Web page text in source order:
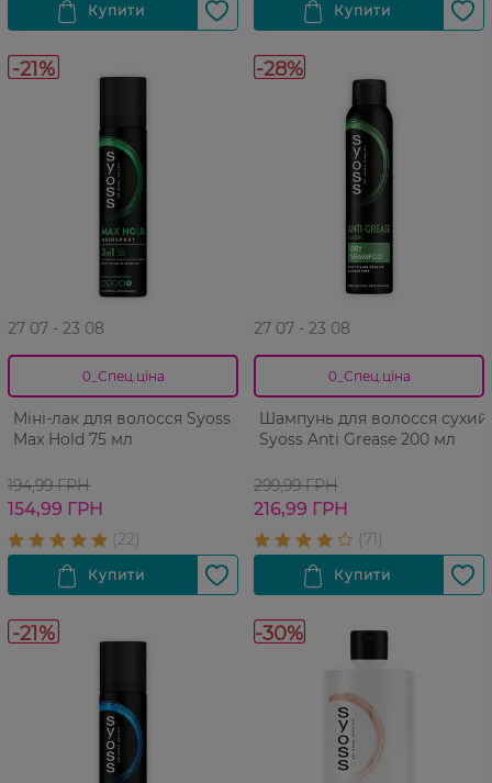
-21%
27 07 - 23 08
0_Спец.ціна
Міні-лак для волосся Syoss
Max Hold 75 мл
194,99 ГРН
154,99 ГРН
-28%
27 07 - 23 08
0_Спец.ціна
Шампунь для волосся сухий
Syoss Anti Grease 200 мл
299,99 ГРН
216,99 ГРН
-21% -30%